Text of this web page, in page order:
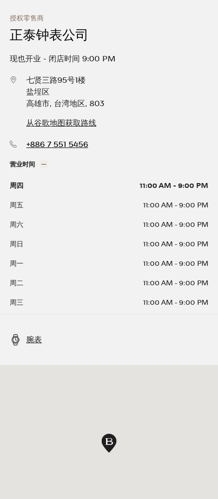
授权零售商
正泰钟表公司
现也开业 - 闭店时间 9:00 PM
七贤三路95号1楼
盐埕区
高雄市, 台湾地区, 803
从谷歌地图获取路线
+886 7 551 5456
营业时间
周四 11:00 AM - 9:00 PM
周五
11:00 AM - 9:00 PM
周六
11:00 AM - 9:00 PM
周日
11:00 AM - 9:00 PM
周一
11:00 AM - 9:00 PM
周二
11:00 AM - 9:00 PM
周三
11:00 AM - 9:00 PM
腕表
地图别针